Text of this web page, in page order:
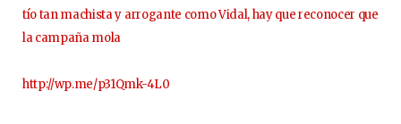
tío tan machista y arrogante como Vidal, hay que reconocer que
la campaña mola
http://wp.me/p31Qmk-4L0